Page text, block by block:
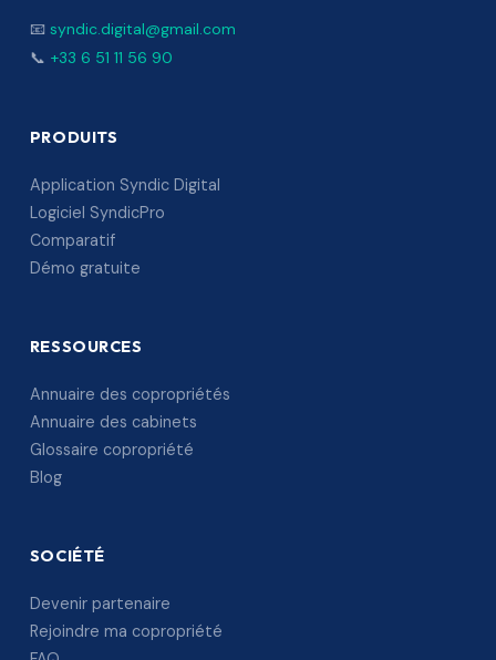
📧 syndic.digital@gmail.com
📞 +33 6 51 11 56 90
PRODUITS
Application Syndic Digital
Logiciel SyndicPro
Comparatif
Démo gratuite
RESSOURCES
Annuaire des copropriétés
Annuaire des cabinets
Glossaire copropriété
Blog
SOCIÉTÉ
Devenir partenaire
Rejoindre ma copropriété